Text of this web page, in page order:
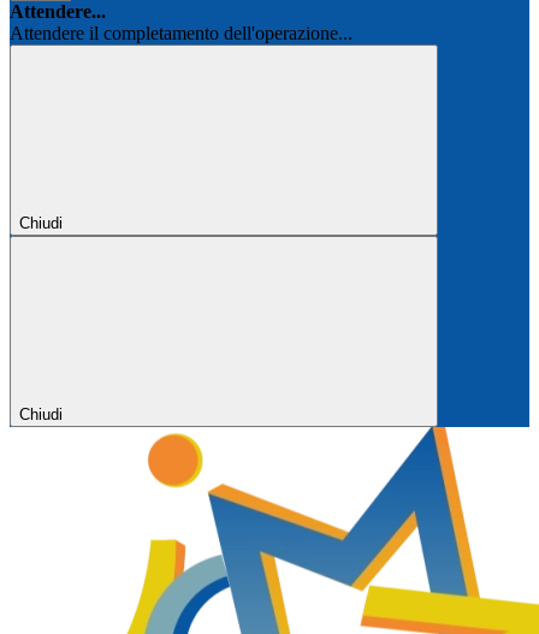
Attendere...
Attendere il completamento dell'operazione...
Chiudi
Chiudi